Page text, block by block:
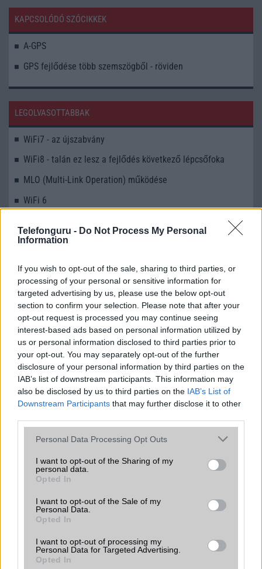
Telefonguru - Do Not Process My Personal
Information
If you wish to opt-out of the sale, sharing to third parties, or
processing of your personal or sensitive information for
targeted advertising by us, please use the below opt-out
section to confirm your selection. Please note that after your
opt-out request is processed you may continue seeing
interest-based ads based on personal information utilized by
us or personal information disclosed to third parties prior to
your opt-out. You may separately opt-out of the further
disclosure of your personal information by third parties on the
IAB’s list of downstream participants. This information may
also be disclosed by us to third parties on the IAB’s List of
Downstream Participants that may further disclose it to other
Please note that this website/app uses one or more Google
not limited to your visit or usage behaviour. You may click to
grant or deny consent to Google and its third-party tags to
use your data for below specified purposes in below Google
consent section.
Personal Data Processing Opt Outs
I want to opt-out of the Sharing of my
personal data.
Opted In
I want to opt-out of the Sale of my
Personal Data.
Opted In
I want to opt-out of processing my
Personal Data for Targeted Advertising.
Opted In
KAPCSOLÓDÓ SZÓCIKKEK
A-GPS
GPS fejlődése több szemszögből - röviden
LEGOLVASOTTABBAK
WiFi7 - az újszabvány
WiFi8 - talán ez lesz a fejlődés következő lépcsőfoka
MLO (Multi-Link Operation) működése
WiFi 6
A WiFi Direct egy önálló rendszer. Miért is?
MLO (Multi-Link Operation) működése
Mennyibe kerül
Keressen a telefonboltok ajánlatai között!
Márka :